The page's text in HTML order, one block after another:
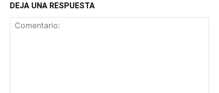
DEJA UNA RESPUESTA